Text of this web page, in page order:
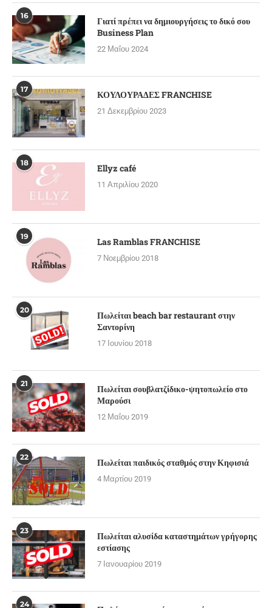
16
Γιατί πρέπει να δημιουργήσεις το δικό σου
Business Plan
22 Μαΐου 2024
17 ΚΟΥΛΟΥΡΑΔΕΣ FRANCHISE
21 Δεκεμβρίου 2023
18 Ellyz café
11 Απριλίου 2020
19 Las Ramblas FRANCHISE
7 Νοεμβρίου 2018
20
Πωλείται beach bar restaurant στην
Σαντορίνη
17 Ιουνίου 2018
21
Πωλείται σουβλατζίδικο-ψητοπωλείο στο
Μαρούσι
12 Μαΐου 2019
22 Πωλείται παιδικός σταθμός στην Κηφισιά
4 Μαρτίου 2019
23
Πωλείται αλυσίδα καταστημάτων γρήγορης
εστίασης
7 Ιανουαρίου 2019
24